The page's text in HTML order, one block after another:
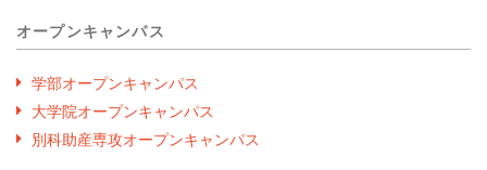
オープンキャンパス
学部オープンキャンパス
大学院オープンキャンパス
別科助産専攻オープンキャンパス